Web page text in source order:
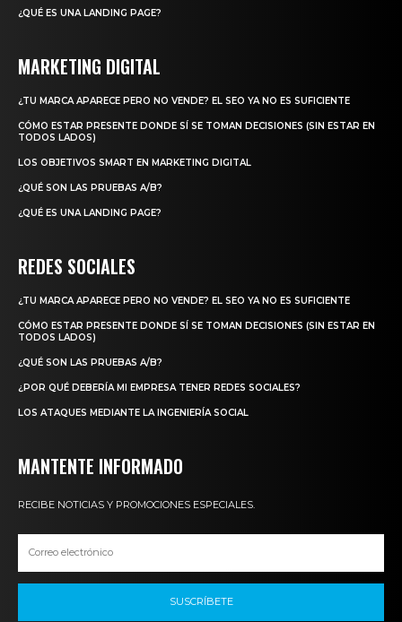
¿QUÉ ES UNA LANDING PAGE?
MARKETING DIGITAL
¿TU MARCA APARECE PERO NO VENDE? EL SEO YA NO ES SUFICIENTE
CÓMO ESTAR PRESENTE DONDE SÍ SE TOMAN DECISIONES (SIN ESTAR EN
TODOS LADOS)
LOS OBJETIVOS SMART EN MARKETING DIGITAL
¿QUÉ SON LAS PRUEBAS A/B?
¿QUÉ ES UNA LANDING PAGE?
REDES SOCIALES
¿TU MARCA APARECE PERO NO VENDE? EL SEO YA NO ES SUFICIENTE
CÓMO ESTAR PRESENTE DONDE SÍ SE TOMAN DECISIONES (SIN ESTAR EN
TODOS LADOS)
¿QUÉ SON LAS PRUEBAS A/B?
¿POR QUÉ DEBERÍA MI EMPRESA TENER REDES SOCIALES?
LOS ATAQUES MEDIANTE LA INGENIERÍA SOCIAL
MANTENTE INFORMADO
RECIBE NOTICIAS Y PROMOCIONES ESPECIALES.
SUSCRÍBETE